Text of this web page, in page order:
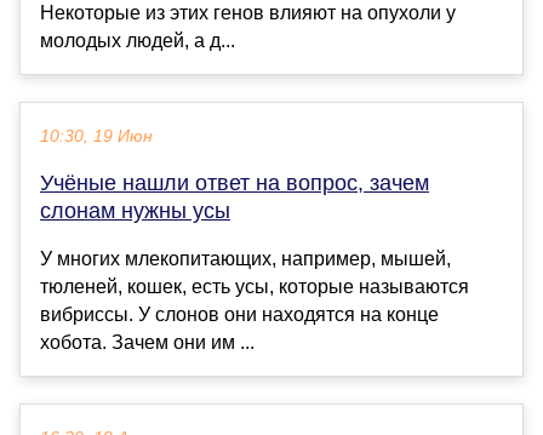
Некоторые из этих генов влияют на опухоли у
молодых людей, а д...
10:30, 19 Июн
Учёные нашли ответ на вопрос, зачем
слонам нужны усы
У многих млекопитающих, например, мышей,
тюленей, кошек, есть усы, которые называются
вибриссы. У слонов они находятся на конце
хобота. Зачем они им ...